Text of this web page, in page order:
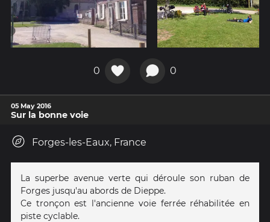
0 0
05 May 2016
Sur la bonne voie
Forges-les-Eaux, France
La superbe avenue verte qui déroule son ruban de
Forges jusqu'au abords de Dieppe.
Ce tronçon est l'ancienne voie ferrée réhabilitée en
piste cyclable.